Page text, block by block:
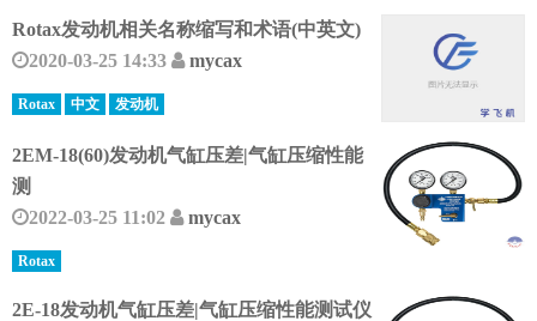
Rotax发动机相关名称缩写和术语(中英文)
2020-03-25 14:33
mycax
Rotax 中文 发动机
2EM-18(60)发动机气缸压差|气缸压缩性能
测
2022-03-25 11:02
mycax
Rotax
2E-18发动机气缸压差|气缸压缩性能测试仪